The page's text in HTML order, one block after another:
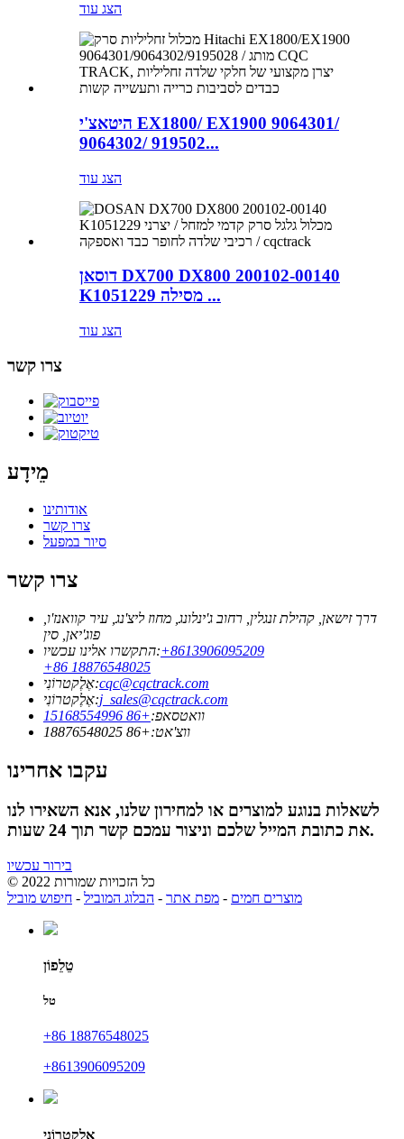
הצג עוד
היטאצ'י EX1800/ EX1900 9064301/
9064302/ 919502...
הצג עוד
דוסאן DX700 DX800 200102-00140
K1051229 מסילה ...
הצג עוד
צרו קשר
מֵידָע
אודותינו
צרו קשר
סיור במפעל
צרו קשר
דרך זישאן, קהילת זנגלין, רחוב ג'ינלונג, מחוז ליצ'נג, עיר קוואנז'ו,
פוג'יאן, סין
התקשרו אלינו עכשיו:‎+8613906095209
+86 18876548025
אֶלֶקטרוֹנִי:cqc@cqctrack.com
אֶלֶקטרוֹנִי:j_sales@cqctrack.com
וואטסאפ:+86 15168554996
ווצ'אט:+86 18876548025
עקבו אחרינו
לשאלות בנוגע למוצרים או למחירון שלנו, אנא השאירו לנו
את כתובת המייל שלכם וניצור עמכם קשר תוך 24 שעות.
בירור עכשיו
© כל הזכויות שמורות 2022
מוצרים חמים - מפת אתר - הבלוג המוביל - חיפוש מוביל
טֵלֵפוֹן
טל
+86 18876548025
‎+8613906095209
אֶלֶקטרוֹנִי